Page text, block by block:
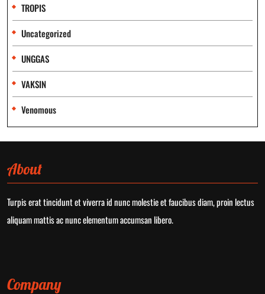
TROPIS
Uncategorized
UNGGAS
VAKSIN
Venomous
About
Turpis erat tincidunt et viverra id nunc molestie et faucibus diam, proin lectus
aliquam mattis ac nunc elementum accumsan libero.
Company